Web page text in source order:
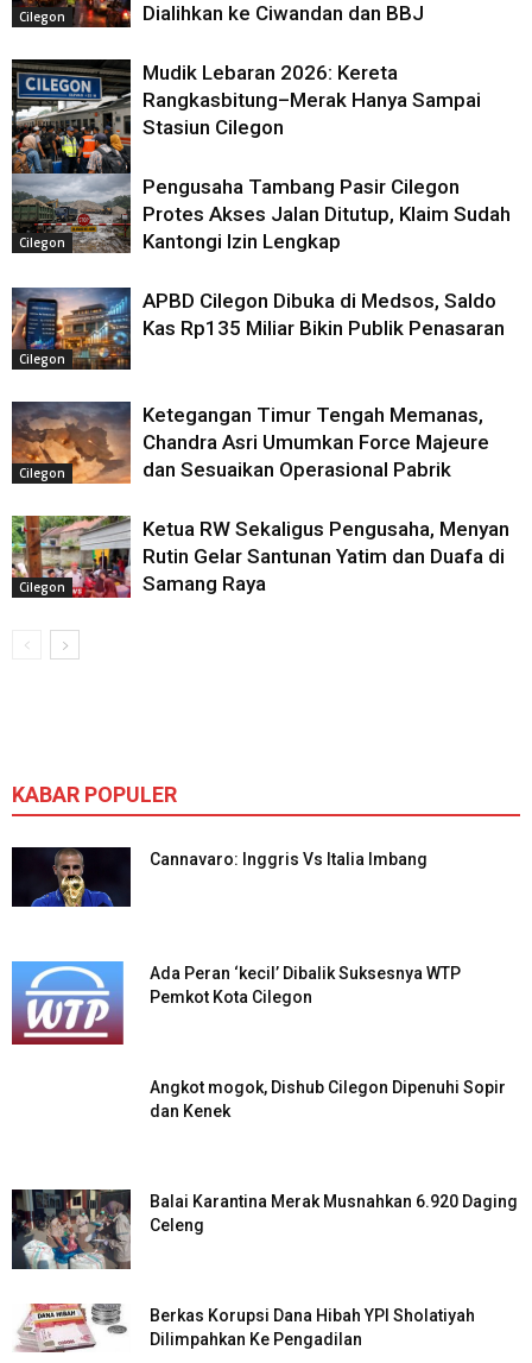
Cilegon
Dialihkan ke Ciwandan dan BBJ
Cilegon
Mudik Lebaran 2026: Kereta
Rangkasbitung–Merak Hanya Sampai
Stasiun Cilegon
Cilegon
Pengusaha Tambang Pasir Cilegon
Protes Akses Jalan Ditutup, Klaim Sudah
Kantongi Izin Lengkap
Cilegon
APBD Cilegon Dibuka di Medsos, Saldo
Kas Rp135 Miliar Bikin Publik Penasaran
Cilegon
Ketegangan Timur Tengah Memanas,
Chandra Asri Umumkan Force Majeure
dan Sesuaikan Operasional Pabrik
Cilegon
Ketua RW Sekaligus Pengusaha, Menyan
Rutin Gelar Santunan Yatim dan Duafa di
Samang Raya
KABAR POPULER
Cannavaro: Inggris Vs Italia Imbang
Ada Peran ‘kecil’ Dibalik Suksesnya WTP
Pemkot Kota Cilegon
Angkot mogok, Dishub Cilegon Dipenuhi Sopir
dan Kenek
Balai Karantina Merak Musnahkan 6.920 Daging
Celeng
Berkas Korupsi Dana Hibah YPI Sholatiyah
Dilimpahkan Ke Pengadilan